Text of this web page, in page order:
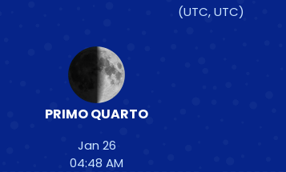
(UTC, UTC)
PRIMO QUARTO
Jan 26
04:48 AM